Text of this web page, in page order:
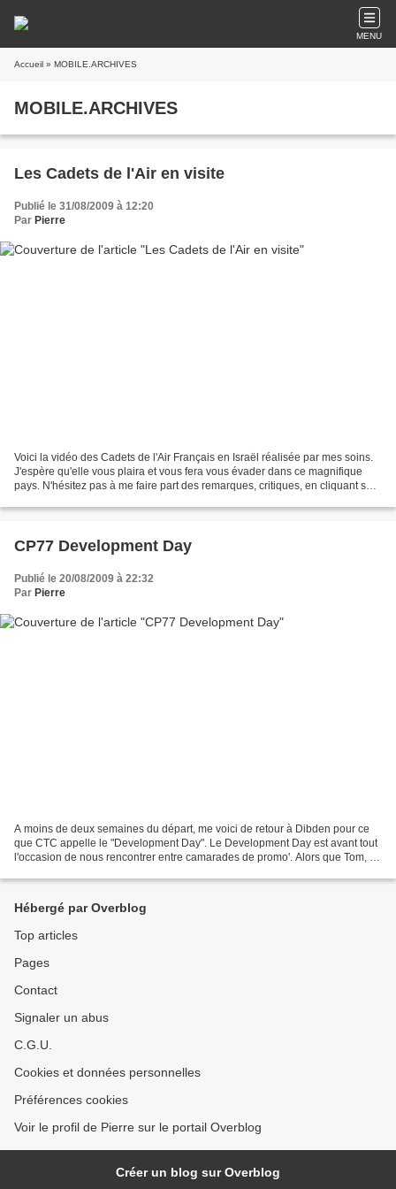
MENU
Accueil » MOBILE.ARCHIVES
MOBILE.ARCHIVES
Les Cadets de l'Air en visite
Publié le 31/08/2009 à 12:20
Par Pierre
Voici la vidéo des Cadets de l'Air Français en Israël réalisée par mes soins.
J'espère qu'elle vous plaira et vous fera vous évader dans ce magnifique
pays. N'hésitez pas à me faire part des remarques, critiques, en cliquant sur
CP77 Development Day
Publié le 20/08/2009 à 22:32
Par Pierre
A moins de deux semaines du départ, me voici de retour à Dibden pour ce
que CTC appelle le "Development Day". Le Development Day est avant tout
l'occasion de nous rencontrer entre camarades de promo'. Alors que Tom, un
Hébergé par Overblog
Top articles
Pages
Contact
Signaler un abus
C.G.U.
Cookies et données personnelles
Préférences cookies
Voir le profil de Pierre sur le portail Overblog
Créer un blog sur Overblog